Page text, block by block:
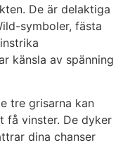
De är delaktiga
symboler, fästa
känsla av spänning
tre grisarna kan
få vinster. De dyker
dina chanser